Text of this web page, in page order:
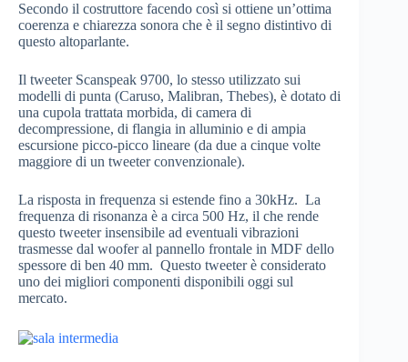
Secondo il costruttore facendo così si ottiene un’ottima
coerenza e chiarezza sonora che è il segno distintivo di
questo altoparlante.
Il tweeter Scanspeak 9700, lo stesso utilizzato sui
modelli di punta (Caruso, Malibran, Thebes), è dotato di
una cupola trattata morbida, di camera di
decompressione, di flangia in alluminio e di ampia
escursione picco-picco lineare (da due a cinque volte
maggiore di un tweeter convenzionale).
La risposta in frequenza si estende fino a 30kHz. La
frequenza di risonanza è a circa 500 Hz, il che rende
questo tweeter insensibile ad eventuali vibrazioni
trasmesse dal woofer al pannello frontale in MDF dello
spessore di ben 40 mm. Questo tweeter è considerato
uno dei migliori componenti disponibili oggi sul
mercato.